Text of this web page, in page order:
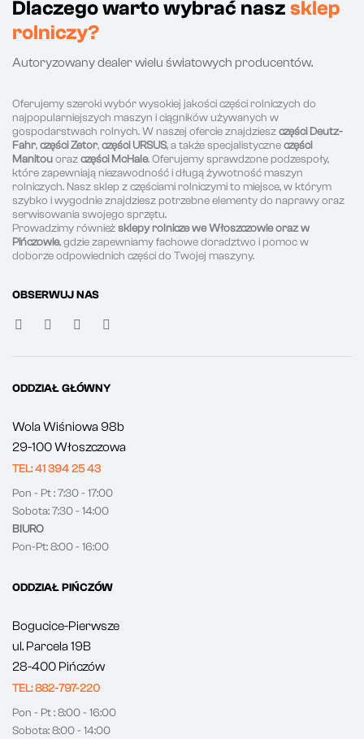
Dlaczego warto wybrać nasz sklep
rolniczy?
Autoryzowany dealer wielu światowych producentów.
Oferujemy szeroki wybór wysokiej jakości części rolniczych do
najpopularniejszych maszyn i ciągników używanych w
gospodarstwach rolnych. W naszej ofercie znajdzieszczęści Deutz-
Fahr,części Zetor,części URSUS, a także specjalistyczneczęści
Manitouorazczęści McHale. Oferujemy sprawdzone podzespoły,
które zapewniają niezawodność i długą żywotność maszyn
rolniczych. Nasz sklep z częściami rolniczymi to miejsce, w którym
szybko i wygodnie znajdziesz potrzebne elementy do naprawy oraz
serwisowania swojego sprzętu.
Prowadzimy równieżsklepy rolnicze we Włoszczowie oraz w
Pińczowie, gdzie zapewniamy fachowe doradztwo i pomoc w
doborze odpowiednich części do Twojej maszyny.
OBSERWUJ NAS
ODDZIAŁ GŁÓWNY
Wola Wiśniowa 98b
29-100 Włoszczowa
TEL: 41 394 25 43
Pon - Pt : 7:30 - 17:00
Sobota: 7:30 - 14:00
BIURO
Pon-Pt: 8:00 - 16:00
ODDZIAŁ PIŃCZÓW
Bogucice-Pierwsze
ul. Parcela 19B
28-400 Pińczów
TEL: 882-797-220
Pon - Pt : 8:00 - 16:00
Sobota: 8:00 - 14:00